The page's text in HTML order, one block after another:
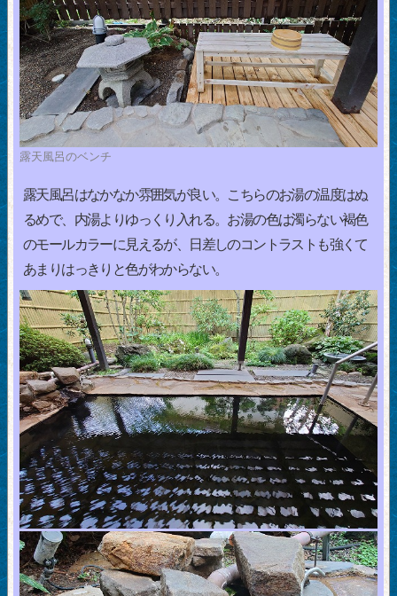
露天風呂のベンチ
露天風呂はなかなか雰囲気が良い。こちらのお湯の温度はぬ
るめで、内湯よりゆっくり入れる。お湯の色は濁らない褐色
のモールカラーに見えるが、日差しのコントラストも強くて
あまりはっきりと色がわからない。